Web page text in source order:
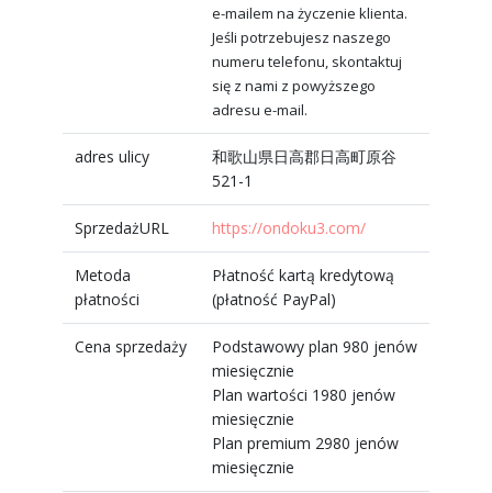
e-mailem na życzenie klienta.
Jeśli potrzebujesz naszego
numeru telefonu, skontaktuj
się z nami z powyższego
adresu e-mail.
adres ulicy
和歌山県日高郡日高町原谷
521-1
SprzedażURL https://ondoku3.com/
Metoda
płatności
Płatność kartą kredytową
(płatność PayPal)
Cena sprzedaży
Podstawowy plan 980 jenów
miesięcznie
Plan wartości 1980 jenów
miesięcznie
Plan premium 2980 jenów
miesięcznie